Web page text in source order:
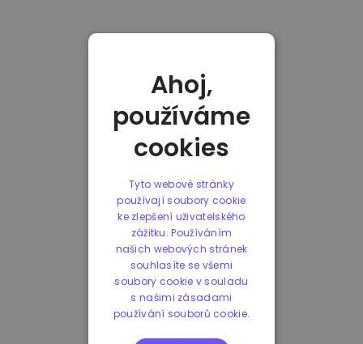
Ahoj,
používáme
cookies
Tyto webové stránky
používají soubory cookie
ke zlepšení uživatelského
zážitku. Používáním
našich webových stránek
souhlasíte se všemi
soubory cookie v souladu
s našimi zásadami
používání souborů cookie.